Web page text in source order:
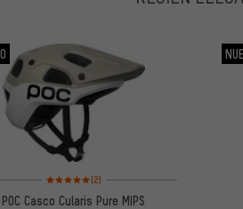
Valoración media: 5 de 5 basada en 2 reseñas
(2)
POC Casco Cularis Pure MIPS